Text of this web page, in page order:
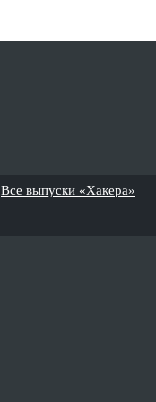
Все выпуски «Хакера»